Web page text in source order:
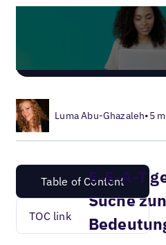
Luma Abu-Ghazaleh•5
Table of Content
TOC link
E-E-A-T
Suche